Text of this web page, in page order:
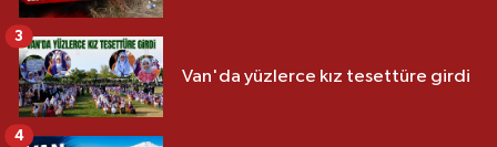
Van'da yüzlerce kız tesettüre girdi
3
4